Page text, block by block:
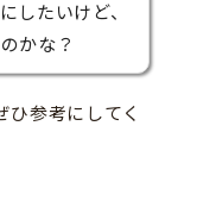
したいけど、
かな？
ひ参考にしてく